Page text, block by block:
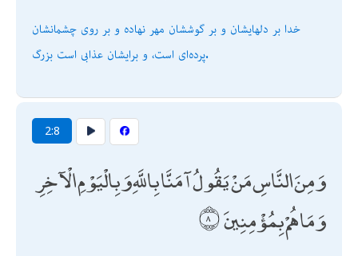
خدا بر دلهايشان و بر گوششان مهر نهاده و بر روى چشمانشان
پرده‌اى است، و برايشان عذابى است بزرگ.
2:8
وَمِنَ النَّاسِ مَنْ يَقُولُ آمَنَّا بِاللَّهِ وَبِالْيَوْمِ الْآخِرِ
وَمَا هُمْ بِمُؤْمِنِينَ